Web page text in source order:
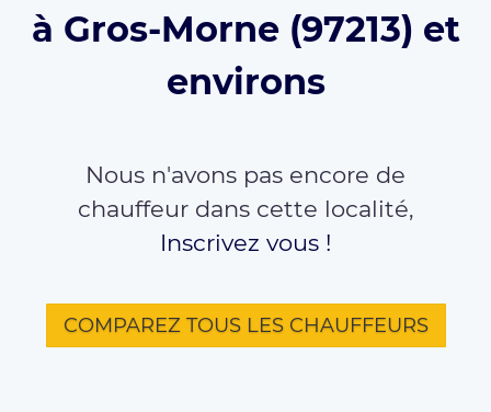
à Gros-Morne (97213) et
environs
Nous n'avons pas encore de
chauffeur dans cette localité,
Inscrivez vous !
COMPAREZ TOUS LES CHAUFFEURS